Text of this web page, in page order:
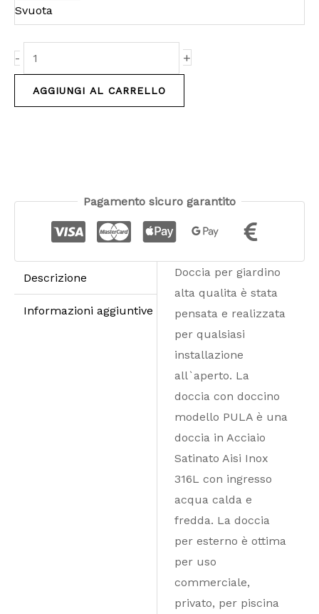
Svuota
-
nero
+
AGGIUNGI AL CARRELLO
Pagamento sicuro garantito
Descrizione
Informazioni aggiuntive
Doccia per giardino
alta qualita è stata
pensata e realizzata
per qualsiasi
installazione
all`aperto. La
doccia con doccino
modello PULA è una
doccia in Acciaio
Satinato Aisi Inox
316L con ingresso
acqua calda e
fredda. La doccia
per esterno è ottima
per uso
commerciale,
privato, per piscina